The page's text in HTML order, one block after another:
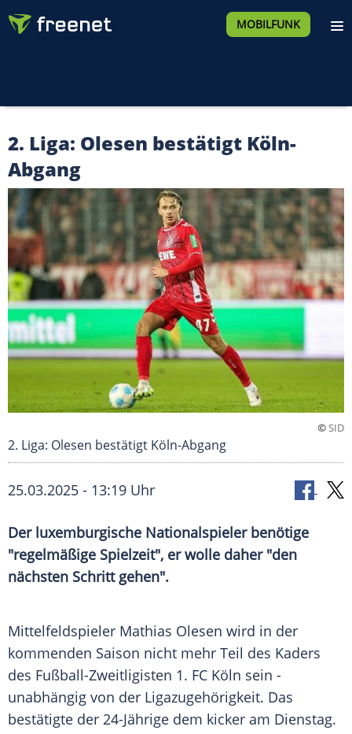
MOBILFUNK
2. Liga: Olesen bestätigt Köln-
Abgang
©SID
2. Liga: Olesen bestätigt Köln-Abgang
25.03.2025 - 13:19 Uhr
Der luxemburgische Nationalspieler benötige
"regelmäßige Spielzeit", er wolle daher "den
nächsten Schritt gehen".
Mittelfeldspieler Mathias Olesen wird in der
kommenden Saison nicht mehr Teil des Kaders
des Fußball-Zweitligisten 1. FC Köln sein -
unabhängig von der Ligazugehörigkeit. Das
bestätigte der 24-Jährige dem kicker am Dienstag.